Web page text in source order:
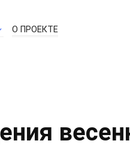
О ПРОЕКТЕ